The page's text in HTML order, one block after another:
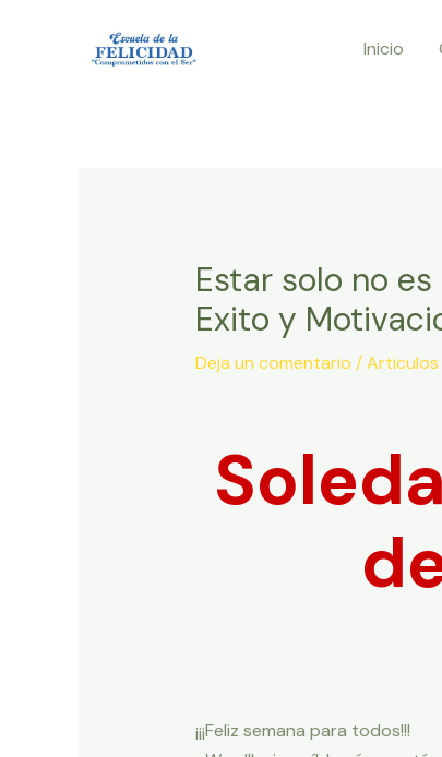
Inicio
Estar solo no
Exito y
Deja un comentario /Articulos
¡¡¡Feliz semana para todos!!!